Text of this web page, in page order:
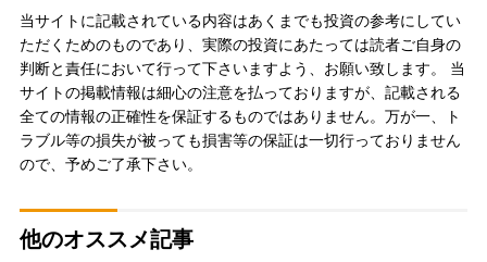
当サイトに記載されている内容はあくまでも投資の参考にしてい
ただくためのものであり、実際の投資にあたっては読者ご自身の
判断と責任において行って下さいますよう、お願い致します。 当
サイトの掲載情報は細心の注意を払っておりますが、記載される
全ての情報の正確性を保証するものではありません。万が一、ト
ラブル等の損失が被っても損害等の保証は一切行っておりません
ので、予めご了承下さい。
他のオススメ記事